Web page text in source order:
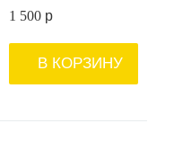
1 500 p
В КОРЗИНУ